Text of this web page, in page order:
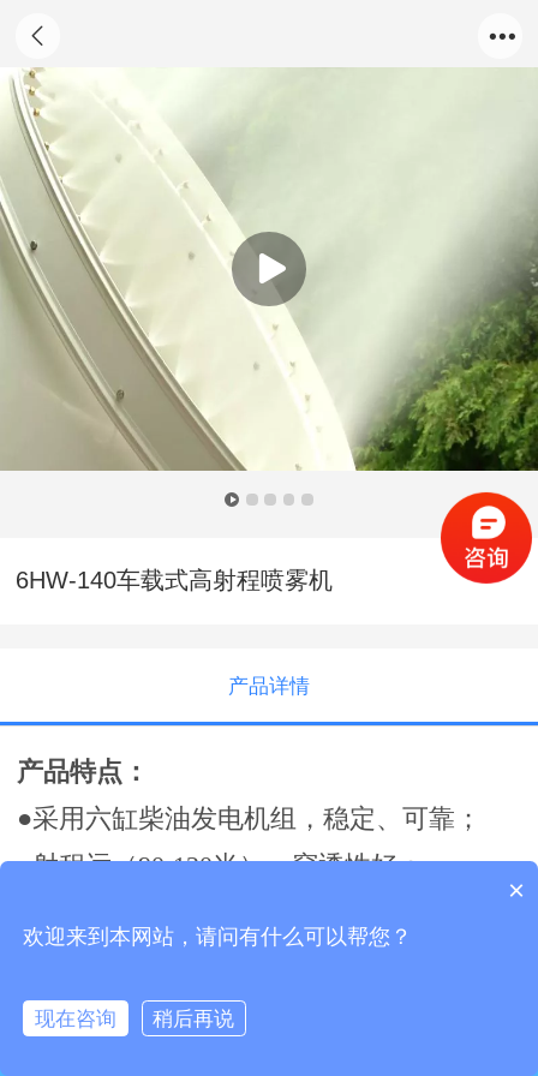
6HW-140车载式高射程喷雾机
产品详情
产品特点：
●采用六缸柴油发电机组，稳定、可靠；
●射程远（90-120米）、穿透性好；
●超低量、低量、常量喷雾、用药省、药剂
马上咨询
×
欢迎来到本网站，请问有什么可以帮您？
现在咨询 稍后再说